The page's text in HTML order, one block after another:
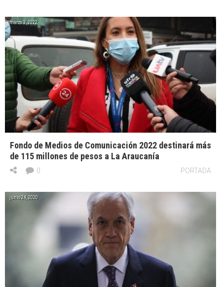
marzo 3, 2022
Fondo de Medios de Comunicación 2022 destinará más
de 115 millones de pesos a La Araucanía
PORTADA
0
junio 24, 2020